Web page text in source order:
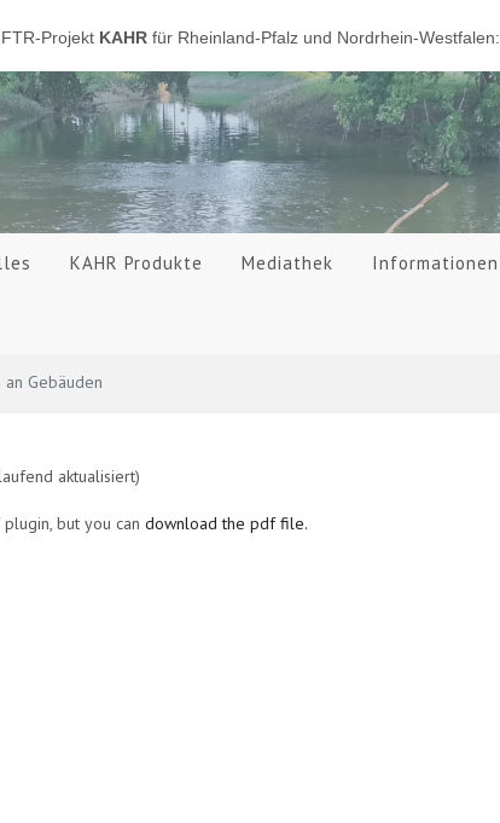
Projekt KAHR für Rheinland-Pfalz und Nordrhein-Westfalen:
KAHR Produkte Mediathek Informationen
an Gebäuden
aktualisiert)
but you can download the pdf file.